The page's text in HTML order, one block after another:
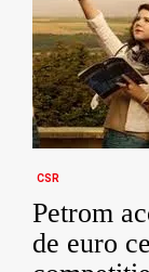
CSR
Petrom
de euro